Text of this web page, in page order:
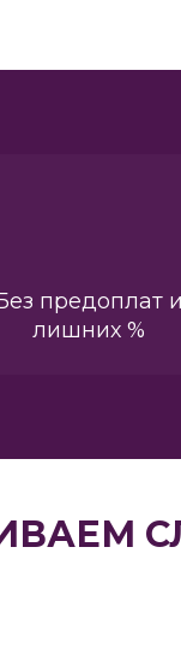
предоплат и
лишних %